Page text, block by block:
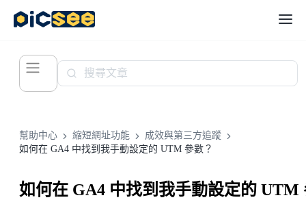
幫助中心 縮短網址功能
成效與第三方追蹤
如何在 GA4 中找到我手動設定的 UTM 參數？
如何在 GA4 中找到我手動設定的 UTM